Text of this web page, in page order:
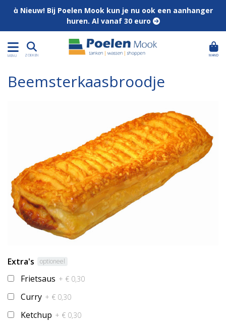
 Nieuw! Bij Poelen Mook kun je nu ook een aanhanger
huren. Al vanaf 30 euro 
MENU ZOEKEN MAND
Beemsterkaasbroodje
Extra's optioneel
Frietsaus + € 0,30
Curry + € 0,30
Ketchup + € 0,30